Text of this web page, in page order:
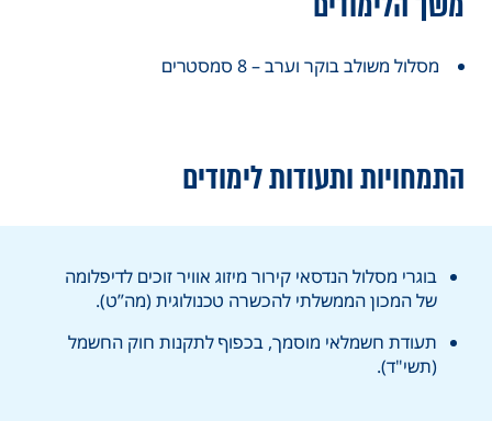
מסלול משולב בוקר וערב – 8 סמסטרים
התמחויות ותעודות לימודים
בוגרי מסלול הנדסאי קירור מיזוג אוויר זוכים לדיפלומה
של המכון הממשלתי להכשרה טכנולוגית (מה”ט).
תעודת חשמלאי מוסמך, בכפוף לתקנות חוק החשמל
(תשי"ד).